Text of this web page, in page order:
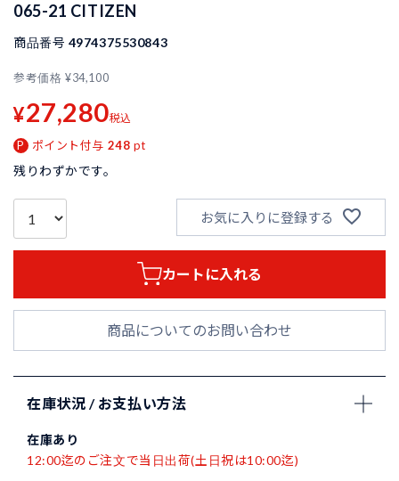
065-21 CITIZEN
商品番号 4974375530843
参考価格 ¥34,100
¥27,280税込
ポイント付与 248 pt
残りわずかです。
お気に入りに登録する
カートに入れる
商品についてのお問い合わせ
在庫状況 / お支払い方法
在庫あり
12:00迄のご注文で当日出荷(土日祝は10:00迄)